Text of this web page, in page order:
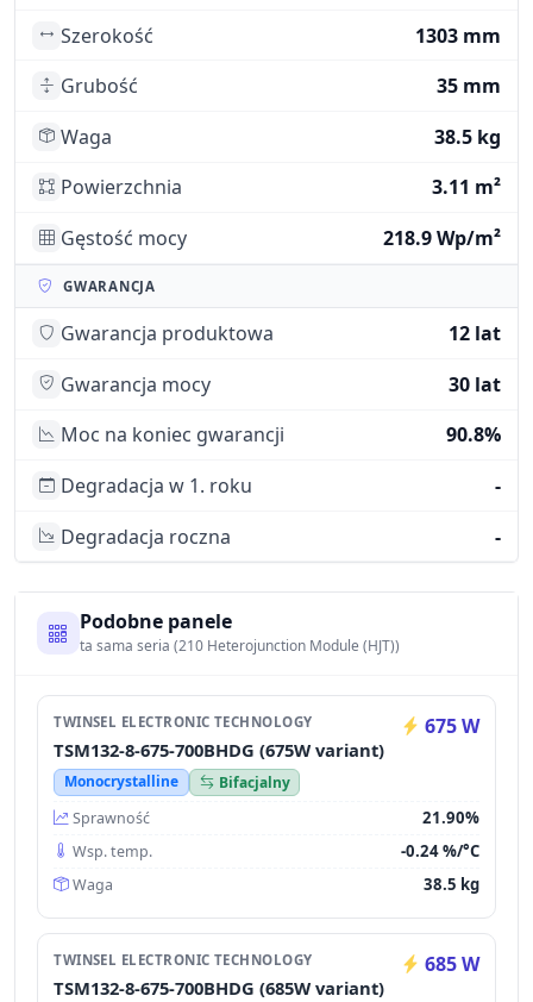
Szerokość
1303 mm
Grubość
35 mm
Waga
38.5 kg
Powierzchnia
3.11 m²
Gęstość mocy
218.9 Wp/m²
GWARANCJA
Gwarancja produktowa
12 lat
Gwarancja mocy
30 lat
Moc na koniec gwarancji
90.8%
Degradacja w 1. roku
-
Degradacja roczna
-
Podobne panele
ta sama seria (210 Heterojunction Module (HJT))
TWINSEL ELECTRONIC TECHNOLOGY 675 W
TSM132-8-675-700BHDG (675W variant)
Monocrystalline
Bifacjalny
Sprawność
21.90%
Wsp. temp. -0.24 %/°C
Waga 38.5 kg
TWINSEL ELECTRONIC TECHNOLOGY 685 W
TSM132-8-675-700BHDG (685W variant)